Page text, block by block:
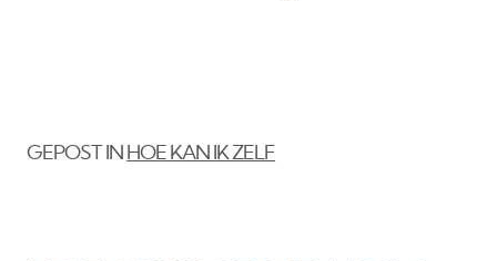
GEPOST IN HOE KAN IK ZELF